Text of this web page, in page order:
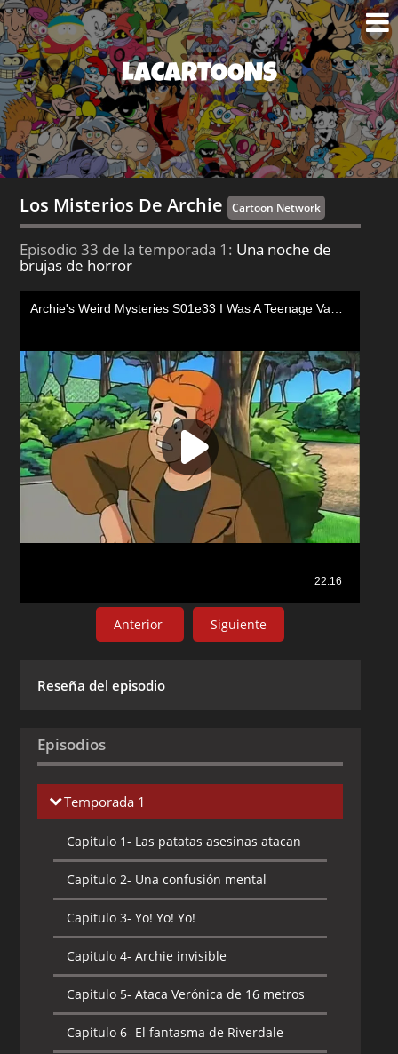
LACARTOONS
Los Misterios De Archie Cartoon Network
Episodio 33 de la temporada 1: Una noche de
brujas de horror
Anterior Siguiente
Reseña del episodio
Episodios
Temporada 1
Capitulo 1- Las patatas asesinas atacan
Capitulo 2- Una confusión mental
Capitulo 3- Yo! Yo! Yo!
Capitulo 4- Archie invisible
Capitulo 5- Ataca Verónica de 16 metros
Capitulo 6- El fantasma de Riverdale